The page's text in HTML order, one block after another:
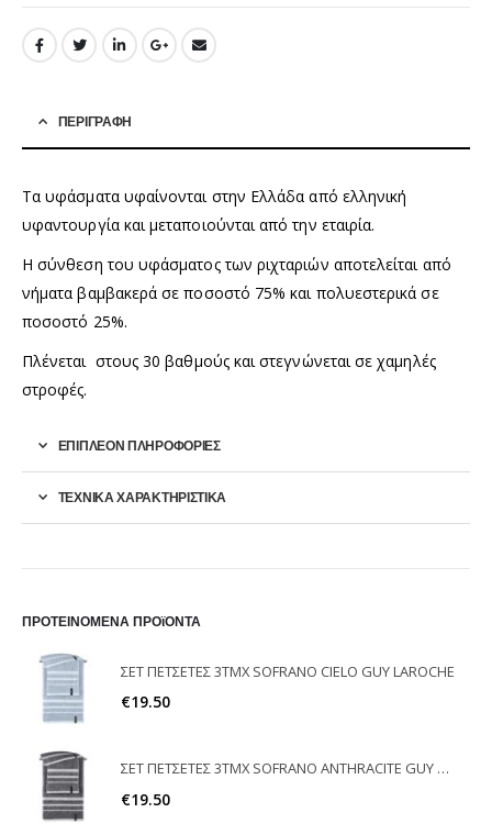
ΠΕΡΙΓΡΑΦΉ
Τα υφάσματα υφαίνονται στην Ελλάδα από ελληνική
υφαντουργία και μεταποιούνται από την εταιρία.
Η σύνθεση του υφάσματος των ριχταριών αποτελείται από
νήματα βαμβακερά σε ποσοστό 75% και πολυεστερικά σε
ποσοστό 25%.
Πλένεται στους 30 βαθμούς και στεγνώνεται σε χαμηλές
στροφές.
ΕΠΙΠΛΈΟΝ ΠΛΗΡΟΦΟΡΊΕΣ
ΤΕΧΝΙΚΑ ΧΑΡΑΚΤΗΡΙΣΤΙΚΑ
ΠΡΟΤΕΙΝΟΜΕΝΑ ΠΡΟϊΟΝΤΑ
ΣΕΤ ΠΕΤΣΕΤΕΣ 3ΤΜΧ SOFRANO CIELO GUY LAROCHE
€19.50
ΣΕΤ ΠΕΤΣΕΤΕΣ 3ΤΜΧ SOFRANO ANTHRACITE GUY LAROCHE
€19.50